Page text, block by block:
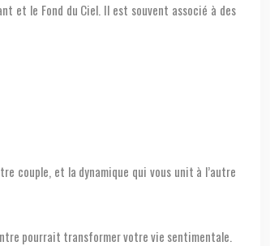
et le Fond du Ciel. Il est souvent associé à des
couple, et la dynamique qui vous unit à l’autre
pourrait transformer votre vie sentimentale.